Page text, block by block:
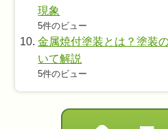
現象
5件のビュー
金属焼付塗装とは？塗装
いて解説
5件のビュー